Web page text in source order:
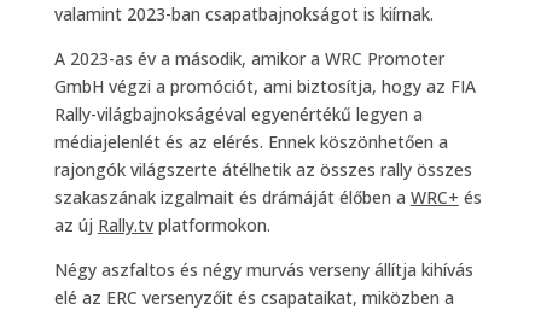
valamint 2023-ban csapatbajnokságot is kiírnak.
A 2023-as év a második, amikor a WRC Promoter
GmbH végzi a promóciót, ami biztosítja, hogy az FIA
Rally-világbajnokságéval egyenértékű legyen a
médiajelenlét és az elérés. Ennek köszönhetően a
rajongók világszerte átélhetik az összes rally összes
szakaszának izgalmait és drámáját élőben a WRC+ és
az új Rally.tvplatformokon.
Négy aszfaltos és négy murvás verseny állítja kihívás
elé az ERC versenyzőit és csapataikat, miközben a